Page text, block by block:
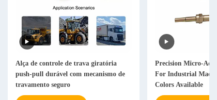
Alça de controle de trava giratória
push-pull durável com mecanismo de
travamento seguro
Precision Micro-
For Industrial
Colors Available